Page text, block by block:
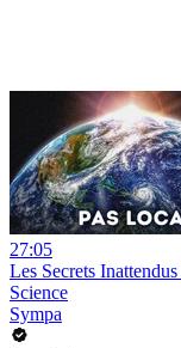
27:05
Les Secrets
Science
Sympa